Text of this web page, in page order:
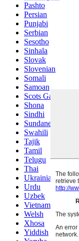
Pashto
Persian
Punjabi
Serbian
Sesotho
Sinhala
Slovak
Slovenian
Somali
Samoan
Scots Gaelic
Shona
Sindhi
Sundanese
Swahili
Tajik
Tamil
Telugu
Thai
Ukrainian
Urdu
Uzbek
Vietnamese
Welsh
Xhosa
Yiddish